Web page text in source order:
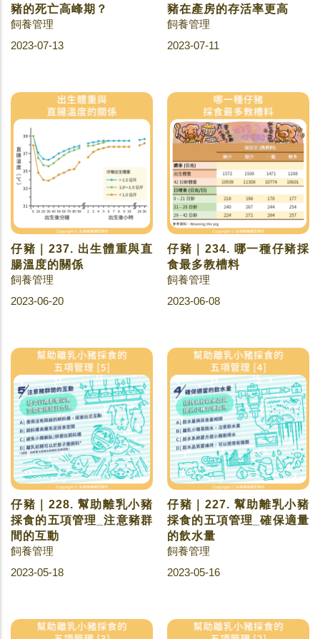
豬的死亡高峰期？
飼養管理
2023-07-13
豬在產房的存活率更高
飼養管理
2023-07-11
仔豬｜237. 出生體重與直
腸溫度的關係
飼養管理
2023-06-20
仔豬｜234. 哪一種仔豬採
食最多教槽料
飼養管理
2023-06-08
仔豬｜228. 幫助離乳小豬
採食的五項管理_注意豬群
間的互動
飼養管理
2023-05-18
仔豬｜227. 幫助離乳小豬
採食的五項管理_確保適量
的飲水量
飼養管理
2023-05-16